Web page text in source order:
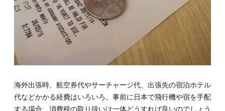
1.2.
1-2.レ
シート
上の消
1.3.
費税が
免除さ
れるケ
海外出張時、航空券代やサーチャージ代、出張先の宿泊ホテル
代などかかる経費はいろいろ。事前に日本で飛行機や宿を手配
する場合、消費税の取り扱いは一体どうすれば良いのでしょう